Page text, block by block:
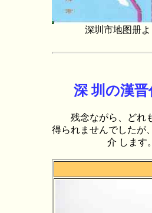
深圳市地图册よ
深 圳の漢晋
残念ながら、どれ
得られませんでしたが
介 します。